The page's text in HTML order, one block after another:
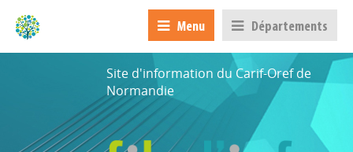
Menu Départements
Site d'information du Carif-Oref de
Normandie